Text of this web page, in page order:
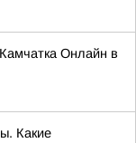
Онлайн в
Какие